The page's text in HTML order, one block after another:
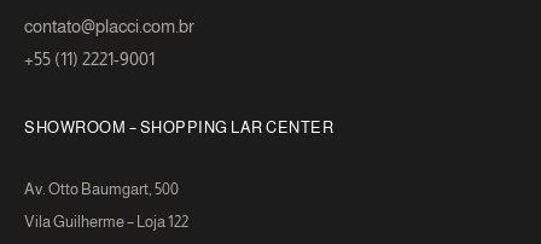
contato@placci.com.br
+55 (11) 2221-9001
SHOWROOM – SHOPPING LAR CENTER
Av. Otto Baumgart, 500
Vila Guilherme – Loja 122